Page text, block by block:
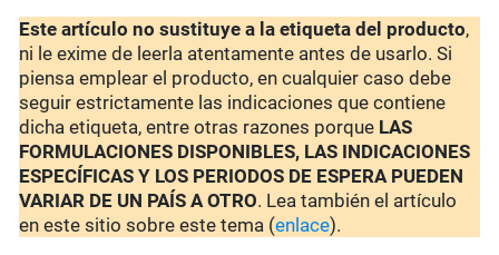
Este artículo no sustituye a la etiqueta del producto,
ni le exime de leerla atentamente antes de usarlo. Si
piensa emplear el producto, en cualquier caso debe
seguir estrictamente las indicaciones que contiene
dicha etiqueta, entre otras razones porque LAS
FORMULACIONES DISPONIBLES, LAS INDICACIONES
ESPECÍFICAS Y LOS PERIODOS DE ESPERA PUEDEN
VARIAR DE UN PAÍS A OTRO. Lea también el artículo
en este sitio sobre este tema (enlace).